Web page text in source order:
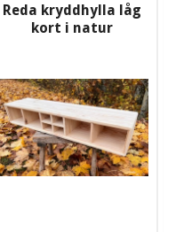
Reda kryddhylla låg
kort i natur